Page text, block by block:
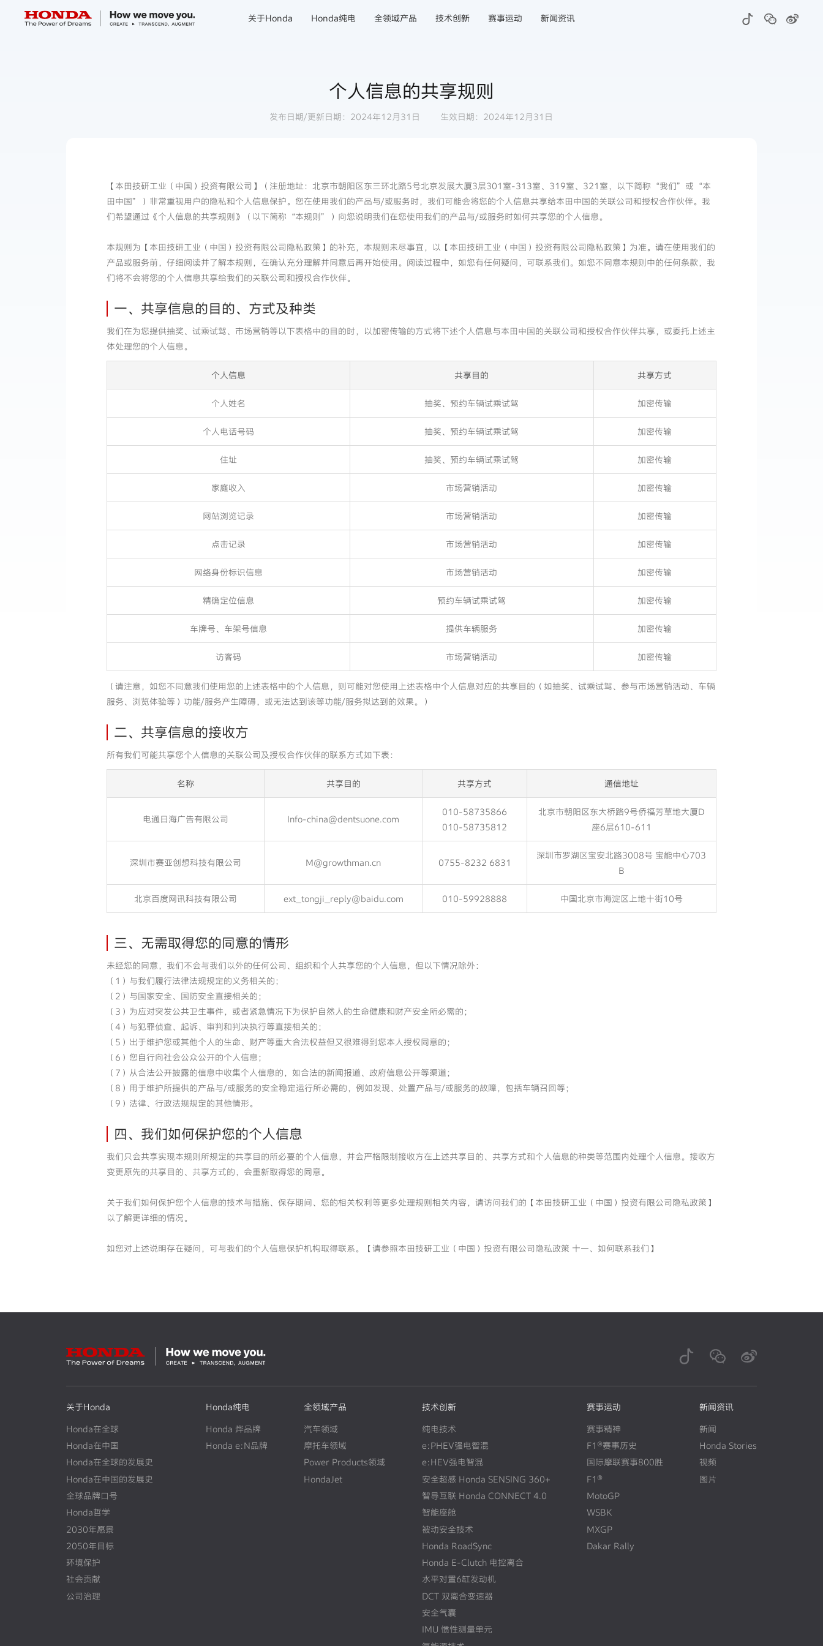
关于Honda Honda纯电 全领域产品 技术创新 赛事运动 新闻资讯
个人信息的共享规则
发布日期/更新日期：2024年12月31日 生效日期：2024年12月31日
【本田技研工业（中国）投资有限公司】（注册地址：北京市朝阳区东三环北路5号北京发展大厦3层301室-313室、319室、321室，以下简称“我们”或“本
田中国”）非常重视用户的隐私和个人信息保护。您在使用我们的产品与/或服务时，我们可能会将您的个人信息共享给本田中国的关联公司和授权合作伙伴。我
们希望通过《个人信息的共享规则》（以下简称“本规则”）向您说明我们在您使用我们的产品与/或服务时如何共享您的个人信息。
本规则为【本田技研工业（中国）投资有限公司隐私政策】的补充，本规则未尽事宜，以【本田技研工业（中国）投资有限公司隐私政策】为准。请在使用我们的
产品或服务前，仔细阅读并了解本规则，在确认充分理解并同意后再开始使用。阅读过程中，如您有任何疑问，可联系我们。如您不同意本规则中的任何条款，我
们将不会将您的个人信息共享给我们的关联公司和授权合作伙伴。
一、共享信息的目的、方式及种类
我们在为您提供抽奖、试乘试驾、市场营销等以下表格中的目的时，以加密传输的方式将下述个人信息与本田中国的关联公司和授权合作伙伴共享，或委托上述主
体处理您的个人信息。
个人信息 共享目的 共享方式
个人姓名 抽奖、预约车辆试乘试驾 加密传输
个人电话号码 抽奖、预约车辆试乘试驾 加密传输
住址 抽奖、预约车辆试乘试驾 加密传输
家庭收入 市场营销活动 加密传输
网站浏览记录 市场营销活动 加密传输
点击记录 市场营销活动 加密传输
网络身份标识信息 市场营销活动 加密传输
精确定位信息 预约车辆试乘试驾 加密传输
车牌号、车架号信息 提供车辆服务 加密传输
访客码 市场营销活动 加密传输
（请注意，如您不同意我们使用您的上述表格中的个人信息，则可能对您使用上述表格中个人信息对应的共享目的（如抽奖、试乘试驾、参与市场营销活动、车辆
服务、浏览体验等）功能/服务产生障碍，或无法达到该等功能/服务拟达到的效果。）
二、共享信息的接收方
所有我们可能共享您个人信息的关联公司及授权合作伙伴的联系方式如下表：
名称 共享目的 共享方式 通信地址
电通日海广告有限公司 Info-china@dentsuone.com
010-58735866
010-58735812
北京市朝阳区东大桥路9号侨福芳草地大厦D
座6层610-611
深圳市赛亚创想科技有限公司 M@growthman.cn 0755-8232 6831
深圳市罗湖区宝安北路3008号 宝能中心703
B
北京百度网讯科技有限公司 ext_tongji_reply@baidu.com 010-59928888 中国北京市海淀区上地十街10号
三、无需取得您的同意的情形
未经您的同意，我们不会与我们以外的任何公司、组织和个人共享您的个人信息，但以下情况除外：
（1）与我们履行法律法规规定的义务相关的；
（2）与国家安全、国防安全直接相关的；
（3）为应对突发公共卫生事件，或者紧急情况下为保护自然人的生命健康和财产安全所必需的；
（4）与犯罪侦查、起诉、审判和判决执行等直接相关的；
（5）出于维护您或其他个人的生命、财产等重大合法权益但又很难得到您本人授权同意的；
（6）您自行向社会公众公开的个人信息；
（7）从合法公开披露的信息中收集个人信息的，如合法的新闻报道、政府信息公开等渠道；
（8）用于维护所提供的产品与/或服务的安全稳定运行所必需的，例如发现、处置产品与/或服务的故障，包括车辆召回等；
（9）法律、行政法规规定的其他情形。
四、我们如何保护您的个人信息
我们只会共享实现本规则所规定的共享目的所必要的个人信息，并会严格限制接收方在上述共享目的、共享方式和个人信息的种类等范围内处理个人信息。接收方
变更原先的共享目的、共享方式的，会重新取得您的同意。
关于我们如何保护您个人信息的技术与措施、保存期间、您的相关权利等更多处理规则相关内容，请访问我们的【本田技研工业（中国）投资有限公司隐私政策】
以了解更详细的情况。
如您对上述说明存在疑问，可与我们的个人信息保护机构取得联系。【请参照本田技研工业（中国）投资有限公司隐私政策 十一、如何联系我们】
关于Honda
Honda在全球
Honda在中国
Honda在全球的发展史
Honda在中国的发展史
全球品牌口号
Honda哲学
2030年愿景
2050年目标
环境保护
社会贡献
公司治理
Honda纯电
Honda 烨品牌
Honda e:N品牌
全领域产品
汽车领域
摩托车领域
Power Products领域
HondaJet
技术创新
纯电技术
e:PHEV强电智混
e:HEV强电智混
安全超感 Honda SENSING 360+
智导互联 Honda CONNECT 4.0
智能座舱
被动安全技术
Honda RoadSync
Honda E-Clutch 电控离合
水平对置6缸发动机
DCT 双离合变速器
安全气囊
IMU 惯性测量单元
赛事运动
赛事精神
F1®赛事历史
国际摩联赛事800胜
F1®
MotoGP
WSBK
MXGP
Dakar Rally
新闻资讯
新闻
Honda Stories
视频
图片